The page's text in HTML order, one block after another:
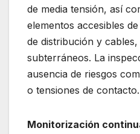
de media tensión, así
elementos accesibles
de distribución y
subterráneos. La
ausencia de riesgos
o tensiones de contacto.
Monitorización